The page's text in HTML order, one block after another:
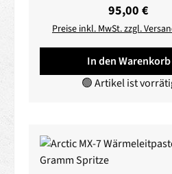
Regulärer
95,00 €
Preise inkl. MwSt. zzgl.
In den Warenkorb
🟢 Artikel ist